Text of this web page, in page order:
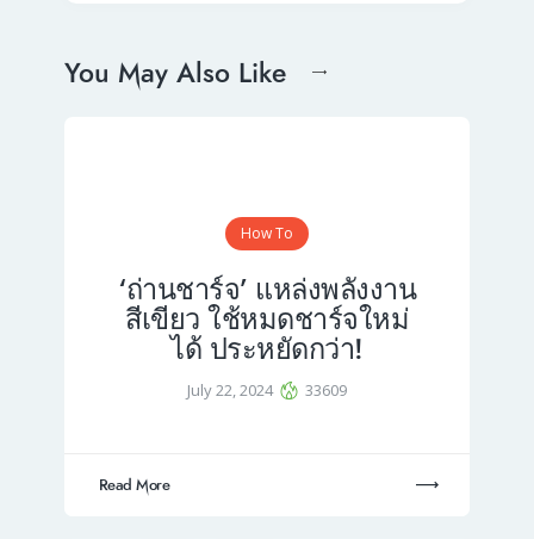
You May Also Like
How To
‘ถ่านชาร์จ’ แหล่งพลังงาน
สีเขียว ใช้หมดชาร์จใหม่
ได้ ประหยัดกว่า!
July 22, 2024 33609
Read More